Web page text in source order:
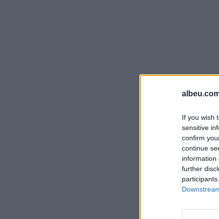
If you wish
sensitive
confirm
continue
information
further